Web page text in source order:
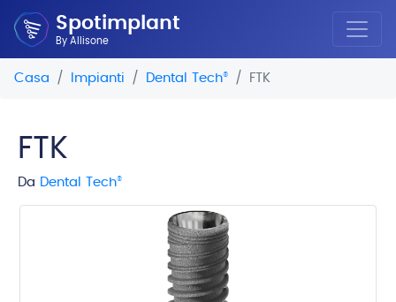
Spotimplant
By Allisone
Casa Impianti Dental Tech® FTK
FTK
Da Dental Tech®